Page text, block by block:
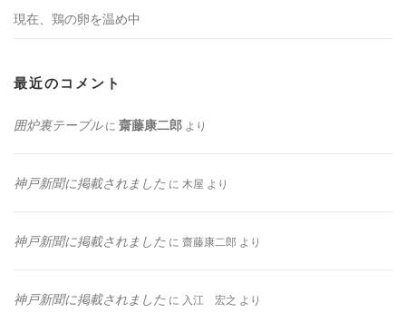
現在、鶏の卵を温め中
最近のコメント
囲炉裏テーブルに 齋藤康二郎 より
神戸新聞に掲載されました に 木屋 より
神戸新聞に掲載されました に 齋藤康二郎 より
神戸新聞に掲載されました に 入江 宏之 より